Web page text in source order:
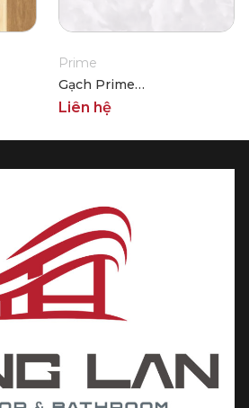
Prime
Gạch Prime
14.400400.17810
Liên hệ